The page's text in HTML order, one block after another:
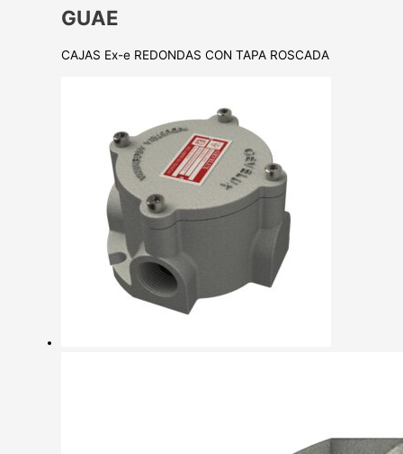
GUAE
CAJAS Ex-e REDONDAS CON TAPA ROSCADA